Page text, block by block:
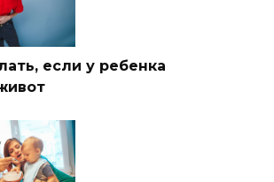
если у ребенка